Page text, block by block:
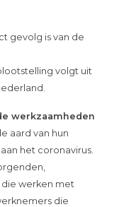
gevolg is van de
volgt uit
werkzaamheden
aard van hun
het coronavirus.
werken met
die